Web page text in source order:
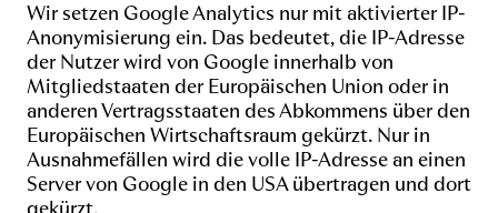
Wir setzen Google Analytics nur mit aktivierter IP-
Anonymisierung ein. Das bedeutet, die IP-Adresse
der Nutzer wird von Google innerhalb von
Mitgliedstaaten der Europäischen Union oder in
anderen Vertragsstaaten des Abkommens über den
Europäischen Wirtschaftsraum gekürzt. Nur in
Ausnahmefällen wird die volle IP-Adresse an einen
Server von Google in den USA übertragen und dort